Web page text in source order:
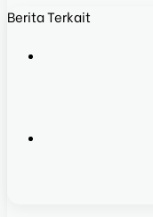
Berita Terkait